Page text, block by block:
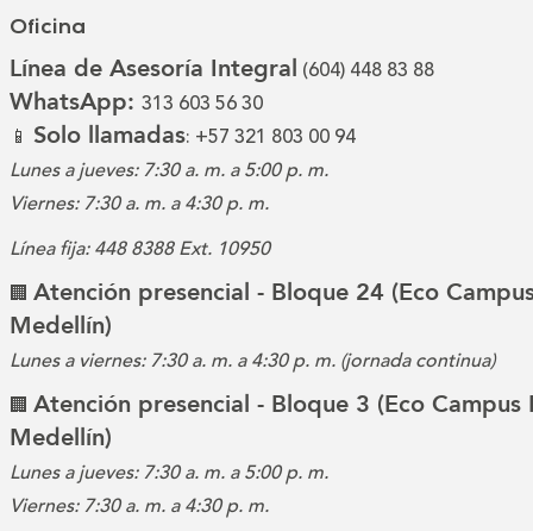
Oficina
Línea de Asesoría Integral (604) 448 83 88
WhatsApp: 313 603 56 30
📱 Solo llamadas: +57 321 803 00 94
Lunes a jueves: 7:30 a. m. a 5:00 p. m.
Viernes: 7:30 a. m. a 4:30 p. m.
Línea fija: 448 8388 Ext. 10950
🏢 Atención presencial - Bloque 24 (Eco
Medellín)
Lunes a viernes: 7:30 a. m. a 4:30 p. m. (jornada continua)
🏢 Atención presencial - Bloque 3 (Eco Campus
Medellín)
Lunes a jueves: 7:30 a. m. a 5:00 p. m.
Viernes: 7:30 a. m. a 4:30 p. m.